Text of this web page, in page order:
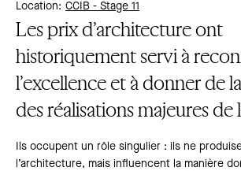
Location: CCIB - Stage 11
Les prix d’architecture ont
historiquement servi à
l’excellence et à donner de
des réalisations majeures de
Ils occupent un rôle singulier : ils ne
l’architecture, mais influencent la manière